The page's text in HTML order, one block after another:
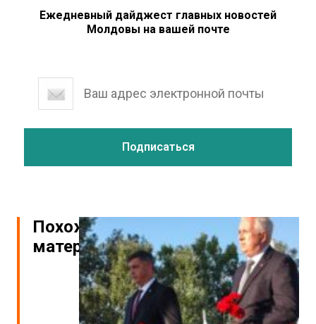
Ежедневный дайджест главных новостей
Молдовы на вашей почте
Похожие
материалы